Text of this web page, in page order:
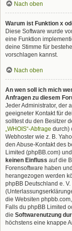
Nach oben
Warum ist Funktion x
Diese Software wurde
eine Funktion
deine Stimme für
vorschlagen kannst.
Nach oben
An wen soll ich mich
Anfragen zu diesem
Jeder Administrator, der
geeigneter Kontakt für
solltest du den Besitzer
„WHOIS“-Abfrage durch)
Webhoster wie z. B.
den Abuse-Kontakt des
Limited (phpBB.com)
keinen Einfluss auf die
Forensoftware haben
herangezogen werden
phpBB Deutschland e.
die Websiten
Falls du phpBB Limited
die Softwarenutzung
höchstens eine knappe